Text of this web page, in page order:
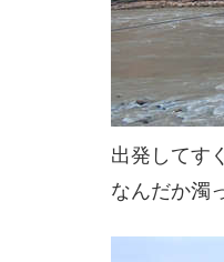
出発してす
なんだか濁